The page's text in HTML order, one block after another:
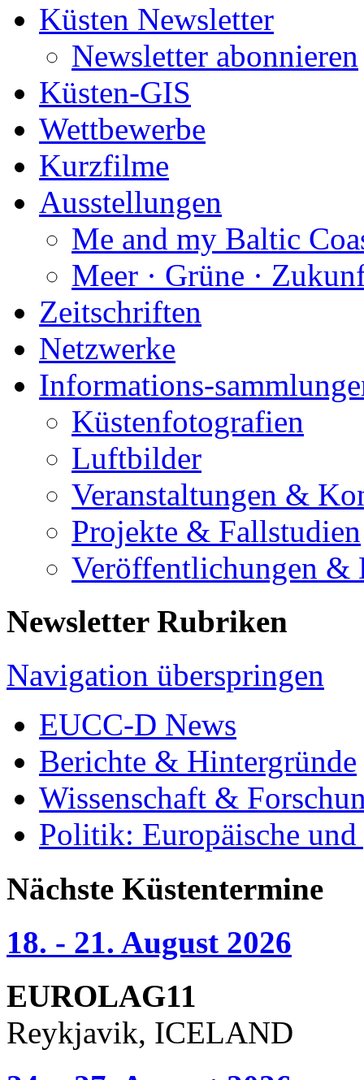
Küsten Newsletter
Newsletter abonnieren
Küsten-GIS
Wettbewerbe
Kurzfilme
Ausstellungen
Me and my Baltic
Meer · Grüne ·
Zeitschriften
Netzwerke
Informations-
Küstenfotografien
Luftbilder
Veranstaltungen &
Projekte & Fallstudien
Veröffentlichungen &
Newsletter Rubriken
Navigation überspringen
EUCC-D News
Berichte & Hintergründe
Wissenschaft &
Politik: Europäische
Nächste Küstentermine
18. - 21. August 2026
EUROLAG11
Reykjavik, ICELAND